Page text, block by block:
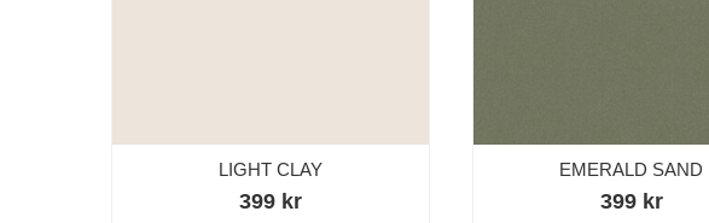
LIGHT CLAY
399 kr
EMERALD SAND
399 kr